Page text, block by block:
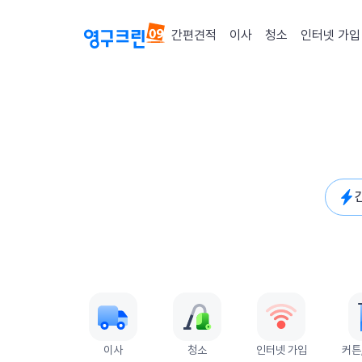
간편견적 이사 청소 인터넷 가입
이사 청소 인터넷 가입 커